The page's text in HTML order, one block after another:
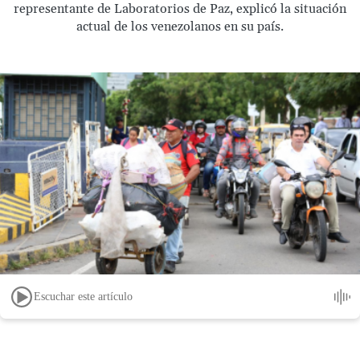
representante de Laboratorios de Paz, explicó la situación
actual de los venezolanos en su país.
Escuchar este artículo